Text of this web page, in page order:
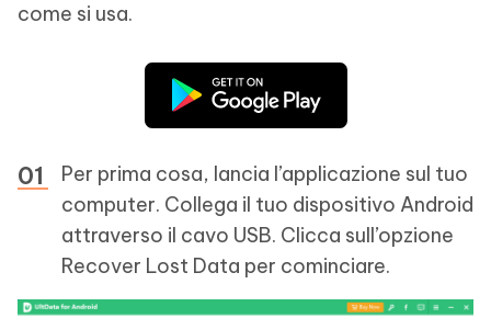
come si usa.
Per prima cosa, lancia l’applicazione sul tuo
computer. Collega il tuo dispositivo Android
attraverso il cavo USB. Clicca sull’opzione
Recover Lost Data per cominciare.